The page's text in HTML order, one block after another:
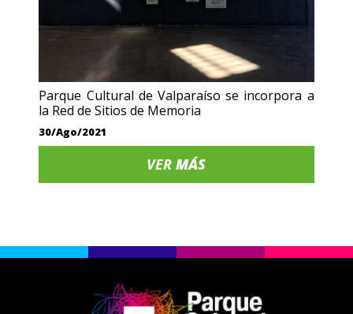
Parque Cultural de Valparaíso se incorpora a
la Red de Sitios de Memoria
30/Ago/2021
VERMÁS